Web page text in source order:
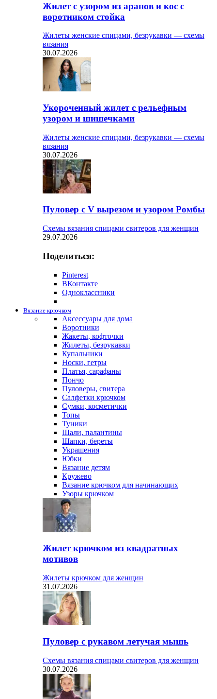
Жилет с узором из аранов и кос с
воротником стойка
Жилеты женские спицами, безрукавки — схемы
вязания
30.07.2026
Укороченный жилет с рельефным
узором и шишечками
Жилеты женские спицами, безрукавки — схемы
вязания
30.07.2026
Пуловер с V вырезом и узором Ромбы
Схемы вязания спицами свитеров для женщин
29.07.2026
Поделиться:
Pinterest
ВКонтакте
Одноклассники
Вязание крючком
Аксессуары для дома
Воротники
Жакеты, кофточки
Жилеты, безрукавки
Купальники
Носки, гетры
Платья, сарафаны
Пончо
Пуловеры, свитера
Салфетки крючком
Сумки, косметички
Топы
Туники
Шали, палантины
Шапки, береты
Украшения
Юбки
Вязание детям
Кружево
Вязание крючком для начинающих
Узоры крючком
Жилет крючком из квадратных
мотивов
Жилеты крючком для женщин
31.07.2026
Пуловер с рукавом летучая мышь
Схемы вязания спицами свитеров для женщин
30.07.2026